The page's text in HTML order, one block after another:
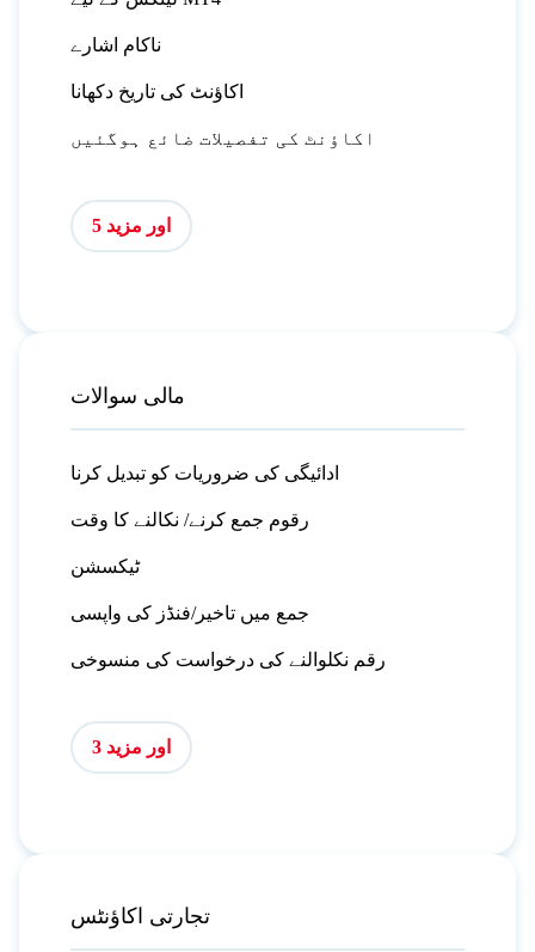
ناکام اشارے
اکاؤنٹ کی تاریخ دکھانا
اکاؤنٹ کی تفصیلات ضائع ہوگئیں
اور مزید 5
مالی سوالات
ادائیگی کی ضروریات کو تبدیل کرنا
رقوم جمع کرنے/ نکالنے کا وقت
ٹیکسشن
جمع میں تاخیر/فنڈز کی واپسی
رقم نکلوالنے کی درخواست کی منسوخی
اور مزید 3
تجارتی اکاؤنٹس